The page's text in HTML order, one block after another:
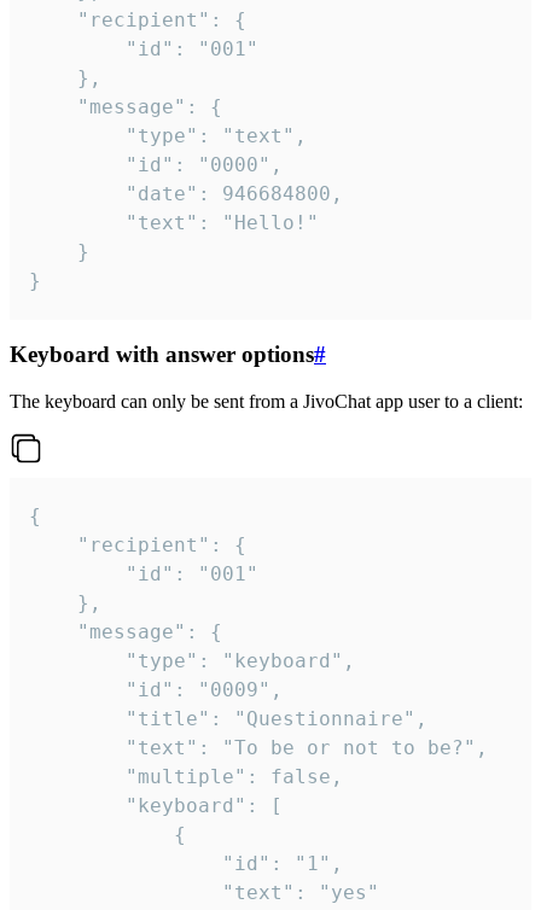
}
Keyboard with answer options#
The keyboard can only be sent from a JivoChat app user to a client:
{